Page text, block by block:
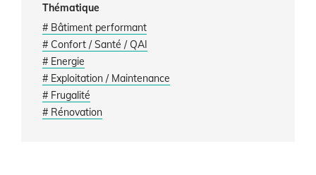
Thématique
# Bâtiment performant
# Confort / Santé / QAI
# Energie
# Exploitation / Maintenance
# Frugalité
# Rénovation